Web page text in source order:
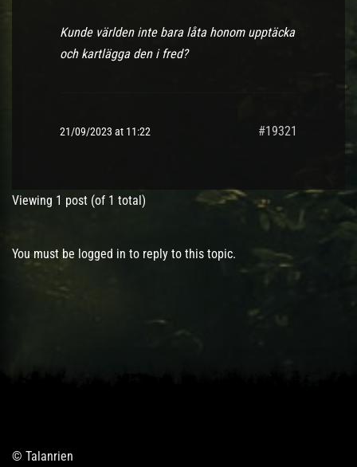
Kunde världen inte bara låta honom upptäcka
och kartlägga den i fred?
21/09/2023 at 11:22 #19321
Viewing 1 post (of 1 total)
You must be logged in to reply to this topic.
© Talanrien